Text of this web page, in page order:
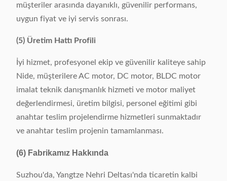
müşteriler arasında dayanıklı, güvenilir performans,
uygun fiyat ve iyi servis sonrası.
(5) Üretim Hattı Profili
İyi hizmet, profesyonel ekip ve güvenilir kaliteye sahip
Nide, müşterilere AC motor, DC motor, BLDC motor
imalat teknik danışmanlık hizmeti ve motor maliyet
değerlendirmesi, üretim bilgisi, personel eğitimi gibi
anahtar teslim projelendirme hizmetleri sunmaktadır
ve anahtar teslim projenin tamamlanması.
(6) Fabrikamız Hakkında
Suzhou'da, Yangtze Nehri Deltası'nda ticaretin kalbi